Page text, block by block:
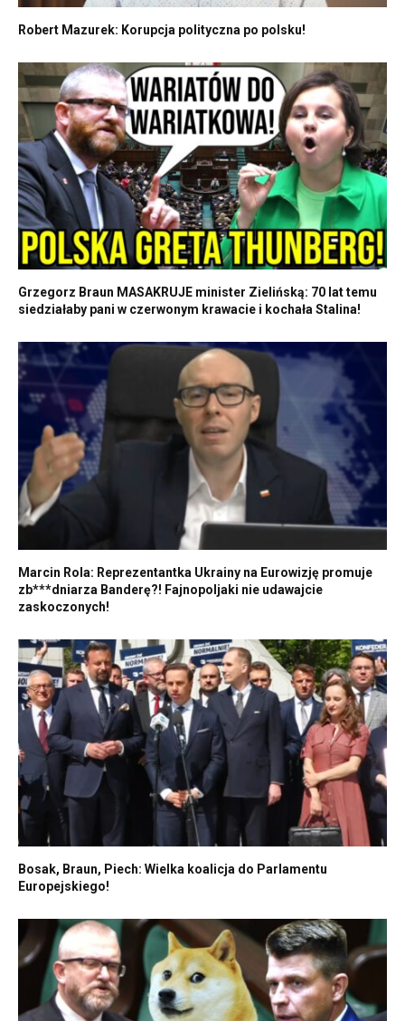
Robert Mazurek: Korupcja polityczna po polsku!
Grzegorz Braun MASAKRUJE minister Zielińską: 70 lat temu
siedziałaby pani w czerwonym krawacie i kochała Stalina!
Marcin Rola: Reprezentantka Ukrainy na Eurowizję promuje
zb***dniarza Banderę?! Fajnopoljaki nie udawajcie
zaskoczonych!
Bosak, Braun, Piech: Wielka koalicja do Parlamentu
Europejskiego!